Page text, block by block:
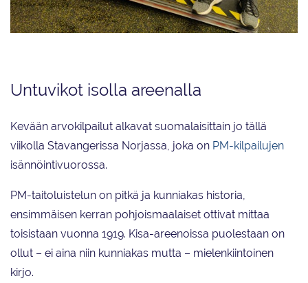
Untuvikot isolla areenalla
Kevään arvokilpailut alkavat suomalaisittain jo tällä
viikolla Stavangerissa Norjassa, joka on PM-kilpailujen
isännöintivuorossa.
PM-taitoluistelun on pitkä ja kunniakas historia,
ensimmäisen kerran pohjoismaalaiset ottivat mittaa
toisistaan vuonna 1919. Kisa-areenoissa puolestaan on
ollut – ei aina niin kunniakas mutta – mielenkiintoinen
kirjo.